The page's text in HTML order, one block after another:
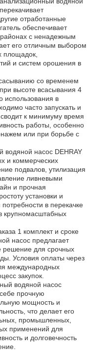
отработанные
обеспечивает
с ненадежным
его отличным выбором
площадок,
и систем орошения в
со временем
высоте всасывания 4
использования в
часто запускать и
к минимуму время
работы, особенно
или при борьбе с
водяной насос DEHRAY
и коммерческих
подвалов, утилизация
ливневыми
и прочная
установки и
в перекачке
крупномасштабных
1 комплект и сроке
насос предлагает
решение для срочных
Условия оплаты через
международных
закупок.
водяной насос
прочную
мощность и
что делает его
промышленных,
применений для
и долговечность